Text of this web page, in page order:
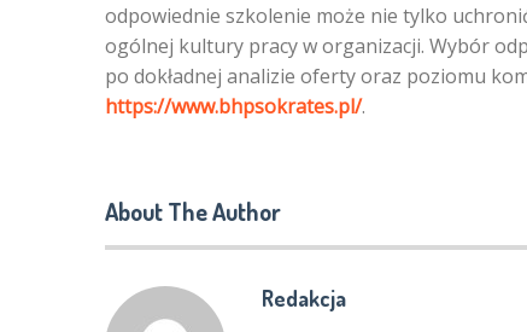
odpowiednie szkolenie może nie tylko
ogólnej kultury pracy w organizacji. Wybór
po dokładnej analizie oferty oraz poziomu
https://www.bhpsokrates.pl/.
About The Author
Redakcja